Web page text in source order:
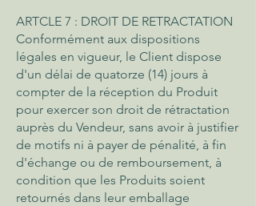
ARTCLE 7 : DROIT DE RETRACTATION
Conformément aux dispositions
légales en vigueur, le Client dispose
d'un délai de quatorze (14) jours à
compter de la réception du Produit
pour exercer son droit de rétractation
auprès du Vendeur, sans avoir à justifier
de motifs ni à payer de pénalité, à fin
d'échange ou de remboursement, à
condition que les Produits soient
retournés dans leur emballage